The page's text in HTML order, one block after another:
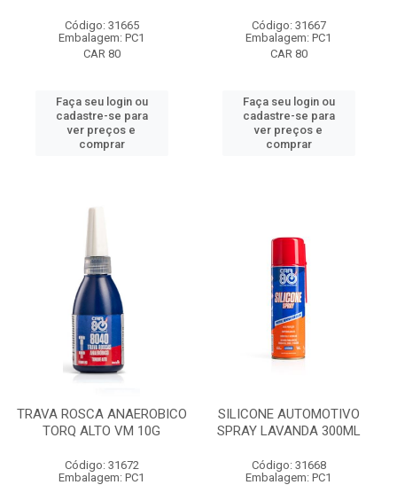
Código: 31665
Embalagem: PC1
CAR 80
Faça seu login ou
cadastre-se para
ver preços e
comprar
Código: 31667
Embalagem: PC1
CAR 80
Faça seu login ou
cadastre-se para
ver preços e
comprar
TRAVA ROSCA ANAEROBICO
TORQ ALTO VM 10G
Código: 31672
Embalagem: PC1
SILICONE AUTOMOTIVO
SPRAY LAVANDA 300ML
Código: 31668
Embalagem: PC1